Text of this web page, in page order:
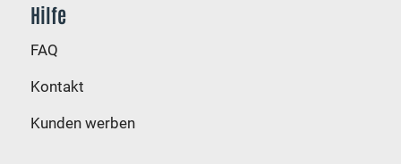
Hilfe
FAQ
Kontakt
Kunden werben